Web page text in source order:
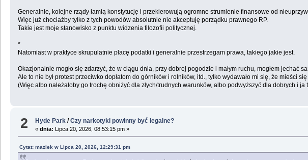
Generalnie, kolejne rządy łamią konstytucję i przekierowują ogromne strumienie finansowe od
Więc już chociażby tylko z tych powodów absolutnie nie akceptuję porządku prawnego RP.
Takie jest moje stanowisko z punktu widzenia filozofii politycznej.
*
Natomiast w praktyce skrupulatnie płacę podatki i generalnie przestrzegam prawa, takiego jakie jest.
Okazjonalnie mogło się zdarzyć, że w ciągu dnia, przy dobrej pogodzie i małym ruchu, mogłem jechać
Ale to nie był protest przeciwko dopłatom do górników i rolników, itd., tylko wydawało mi się, że
(Więc albo należałoby go trochę obniżyć dla złych/trudnych warunków, albo podwyższyć dla dobrych i
2 Hyde Park /Czy narkotyki powinny być legalne?
«dnia: Lipca 20, 2026, 08:53:15 pm »
Cytat: maziek w Lipca 20, 2026, 12:29:31 pm